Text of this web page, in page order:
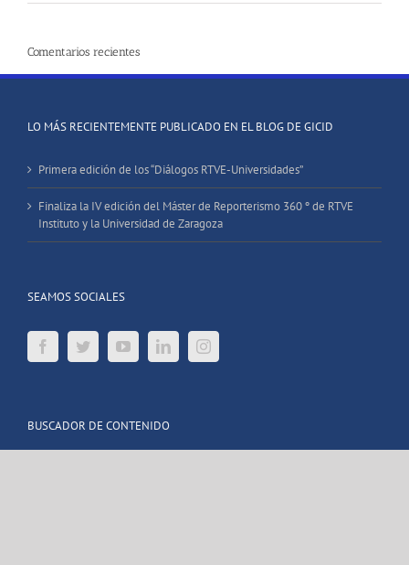
Comentarios recientes
LO MÁS RECIENTEMENTE PUBLICADO EN EL BLOG DE GICID
Primera edición de los “Diálogos RTVE-Universidades”
Finaliza la IV edición del Máster de Reporterismo 360 º de RTVE
Instituto y la Universidad de Zaragoza
SEAMOS SOCIALES
BUSCADOR DE CONTENIDO